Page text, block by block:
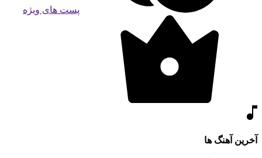
پست های ویژه
آخرین آهنگ ها